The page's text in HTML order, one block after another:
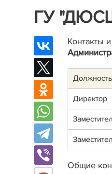
ГУ
Контакты
Должность
Директор
Общие